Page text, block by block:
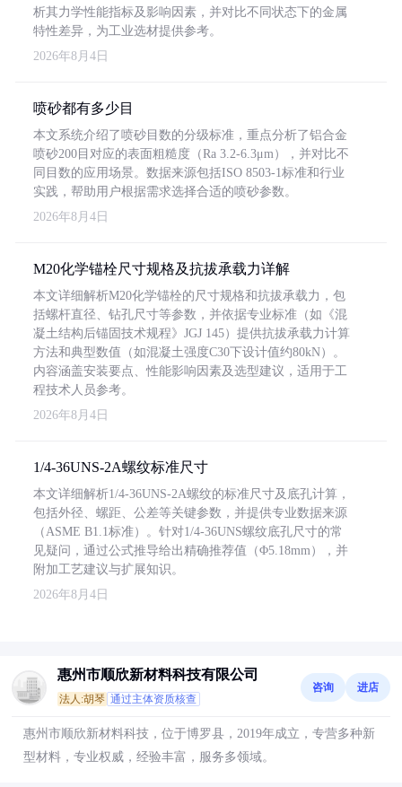
析其力学性能指标及影响因素，并对比不同状态下的金属
特性差异，为工业选材提供参考。
2026年8月4日
喷砂都有多少目
本文系统介绍了喷砂目数的分级标准，重点分析了铝合金
喷砂200目对应的表面粗糙度（Ra 3.2-6.3μm），并对比不
同目数的应用场景。数据来源包括ISO 8503-1标准和行业
实践，帮助用户根据需求选择合适的喷砂参数。
2026年8月4日
M20化学锚栓尺寸规格及抗拔承载力详解
本文详细解析M20化学锚栓的尺寸规格和抗拔承载力，包
括螺杆直径、钻孔尺寸等参数，并依据专业标准（如《混
凝土结构后锚固技术规程》JGJ 145）提供抗拔承载力计算
方法和典型数值（如混凝土强度C30下设计值约80kN）。
内容涵盖安装要点、性能影响因素及选型建议，适用于工
程技术人员参考。
2026年8月4日
1/4-36UNS-2A螺纹标准尺寸
本文详细解析1/4-36UNS-2A螺纹的标准尺寸及底孔计算，
包括外径、螺距、公差等关键参数，并提供专业数据来源
（ASME B1.1标准）。针对1/4-36UNS螺纹底孔尺寸的常
见疑问，通过公式推导给出精确推荐值（Φ5.18mm），并
附加工艺建议与扩展知识。
2026年8月4日
惠州市顺欣新材料科技有限公司
法人:胡琴 通过主体资质核查
咨询 进店
惠州市顺欣新材料科技，位于博罗县，2019年成立，专营多种新
型材料，专业权威，经验丰富，服务多领域。